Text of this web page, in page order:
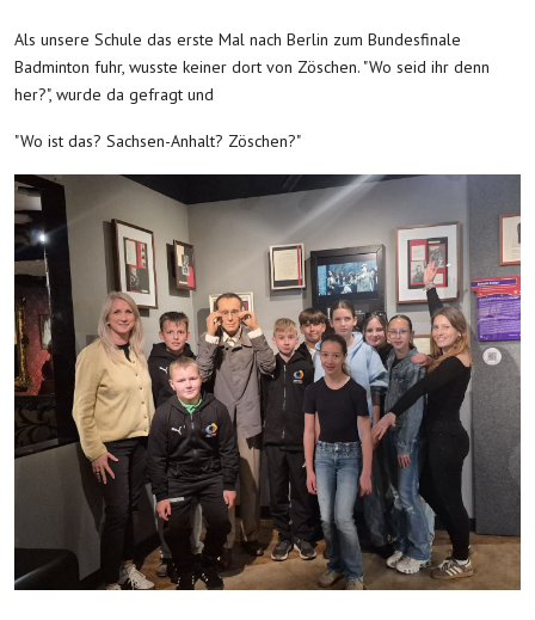
Als unsere Schule das erste Mal nach Berlin zum Bundesfinale
Badminton fuhr, wusste keiner dort von Zöschen. "Wo seid ihr denn
her?", wurde da gefragt und
"Wo ist das? Sachsen-Anhalt? Zöschen?"